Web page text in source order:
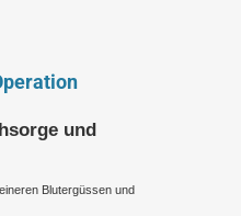
und
Blutergüssen und